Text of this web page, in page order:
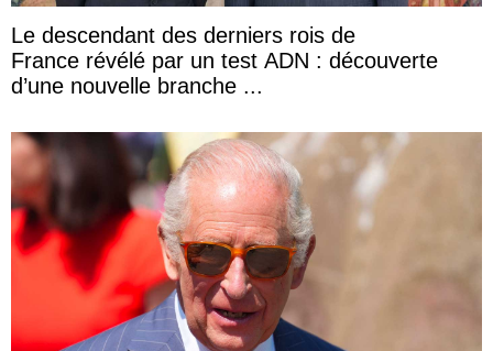
Le descendant des derniers rois de
France révélé par un test ADN : découverte
d’une nouvelle branche ...